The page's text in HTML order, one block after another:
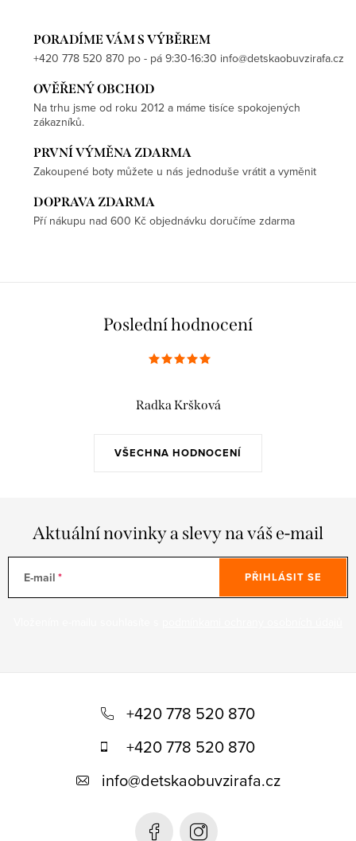
PORADÍME VÁM S VÝBĚREM
+420 778 520 870 po - pá 9:30-16:30 info@detskaobuvzirafa.cz
OVĚŘENÝ OBCHOD
Na trhu jsme od roku 2012 a máme tisíce spokojených
zákazníků.
PRVNÍ VÝMĚNA ZDARMA
Zakoupené boty můžete u nás jednoduše vrátit a vyměnit
DOPRAVA ZDARMA
Pří nákupu nad 600 Kč objednávku doručíme zdarma
Poslední hodnocení
VŠECHNA HODNOCENÍ
Radka Kršková
Aktuální novinky a slevy na váš e-mail
E-mail PŘIHLÁSIT SE
+420 778 520 870
+420 778 520 870
info@detskaobuvzirafa.cz